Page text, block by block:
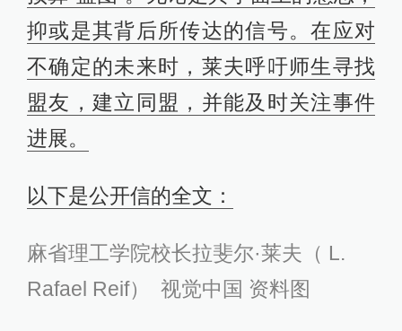
抑或是其背后所传达的信号。在应对
不确定的未来时， 莱夫呼吁师生寻找
盟友，建立同盟，并能及时关注事件
进展。
以下是公开信的全文：
麻省理工学院校长拉斐尔·莱夫（ L.
Rafael Reif） 视觉中国 资料图